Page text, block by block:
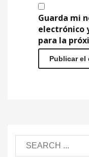
Guarda mi
electrónico
para la